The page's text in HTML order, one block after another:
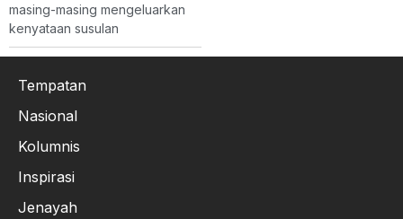
masing-masing mengeluarkan
kenyataan susulan
Tempatan
Nasional
Kolumnis
Inspirasi
Jenayah